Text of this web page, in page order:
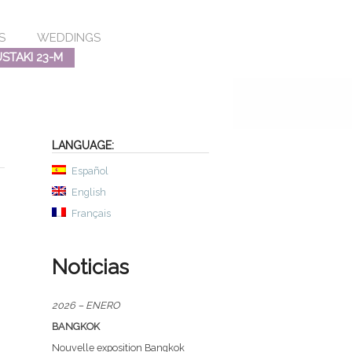
WEDDINGS
23-M
LANGUAGE:
Español
English
Français
Noticias
2026 – ENERO
BANGKOK
Nouvelle exposition Bangkok